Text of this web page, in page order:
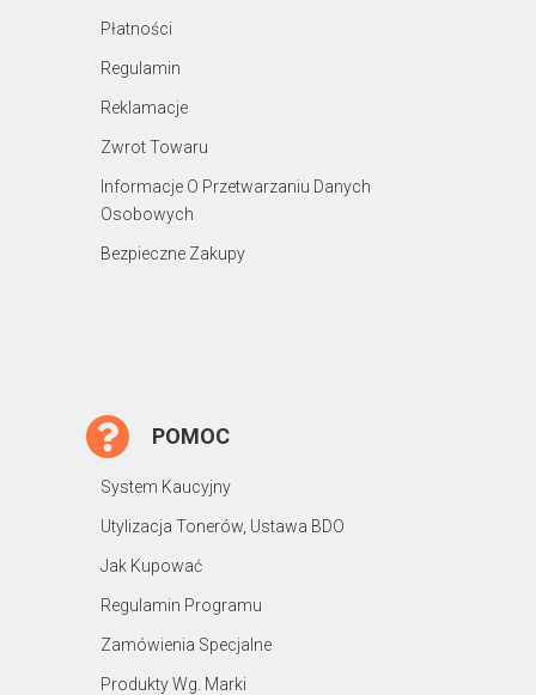
Płatności
Regulamin
Reklamacje
Zwrot Towaru
Informacje O Przetwarzaniu Danych
Osobowych
Bezpieczne Zakupy
POMOC
System Kaucyjny
Utylizacja Tonerów, Ustawa BDO
Jak Kupować
Regulamin Programu
Zamówienia Specjalne
Produkty Wg. Marki